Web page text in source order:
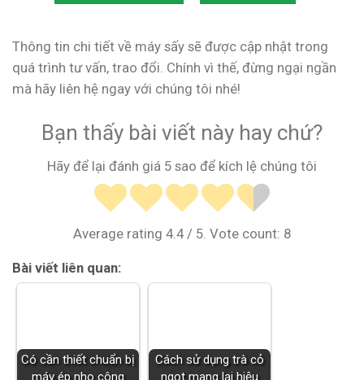
Thông tin chi tiết về máy sấy sẽ được cập nhật trong
quá trình tư vấn, trao đổi. Chính vì thế, đừng ngại ngần
mà hãy liên hệ ngay với chúng tôi nhé!
Bạn thấy bài viết này hay chứ?
Hãy để lại đánh giá 5 sao để kích lệ chúng tôi
Average rating 4.4/ 5. Vote count: 8
Bài viết liên quan:
Có cần thiết chuẩn bị
máy ép nho công
Cách sử dụng trà cỏ
ngọt mang lại hiệu